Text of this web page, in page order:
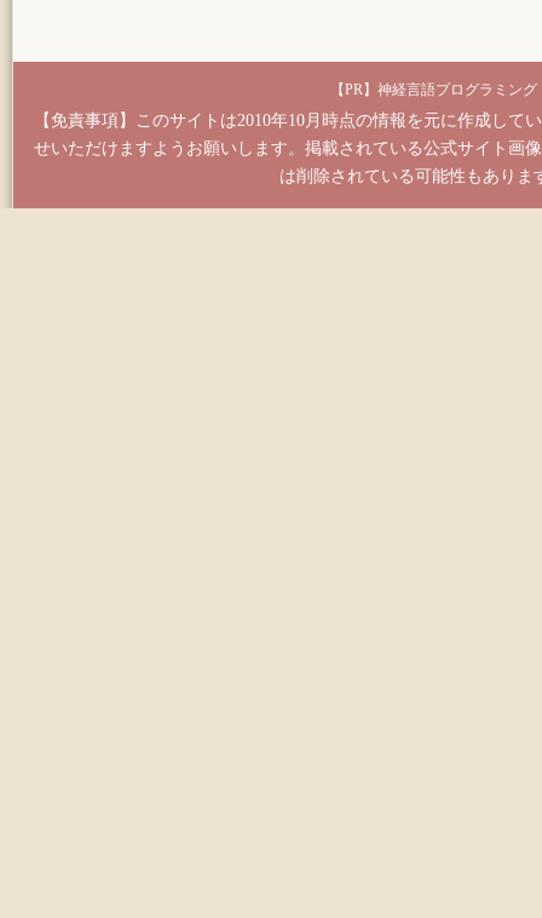
神経言語プログラミン
【免責事項】このサイトは2010年10月時点の情報を元に作成し
せいただけますようお願いします。掲載されている公式サイト画
は削除されている可能性もありま